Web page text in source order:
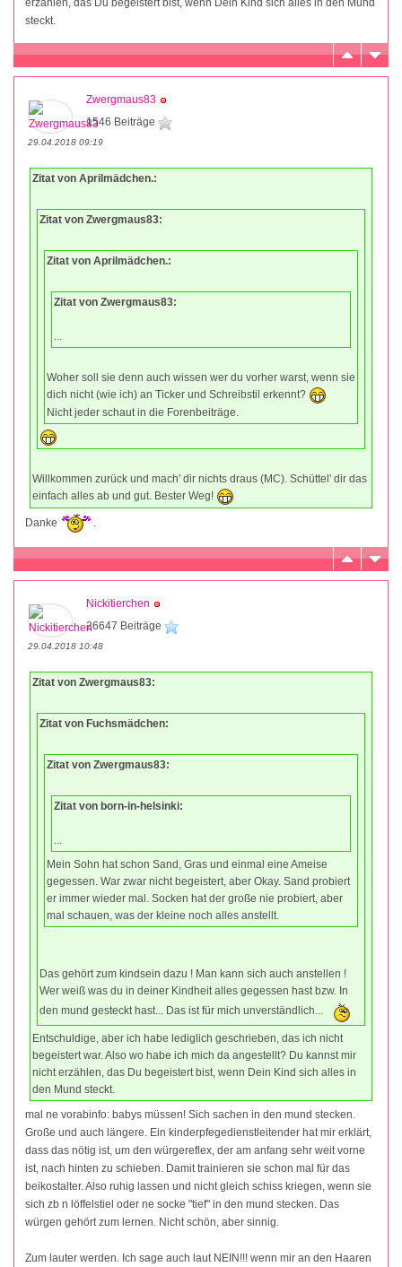
erzählen, das Du begeistert bist, wenn Dein Kind sich alles in den Mund
steckt.
Zwergmaus83
1546 Beiträge
29.04.2018 09:19
Zitat von Aprilmädchen.:
Zitat von Zwergmaus83:
Zitat von Aprilmädchen.:
Zitat von Zwergmaus83:
...
Woher soll sie denn auch wissen wer du vorher warst, wenn sie
dich nicht (wie ich) an Ticker und Schreibstil erkennt?
Nicht jeder schaut in die Forenbeiträge.
Willkommen zurück und mach' dir nichts draus (MC). Schüttel' dir das
einfach alles ab und gut. Bester Weg!
Danke
Nickitierchen
26647 Beiträge
29.04.2018 10:48
Zitat von Zwergmaus83:
Zitat von Fuchsmädchen:
Zitat von Zwergmaus83:
Zitat von born-in-helsinki:
...
Mein Sohn hat schon Sand, Gras und einmal eine Ameise
gegessen. War zwar nicht begeistert, aber Okay. Sand probiert
er immer wieder mal. Socken hat der große nie probiert, aber
mal schauen, was der kleine noch alles anstellt.
Das gehört zum kindsein dazu ! Man kann sich auch anstellen !
Wer weiß was du in deiner Kindheit alles gegessen hast bzw. In
den mund gesteckt hast... Das ist für mich unverständlich...
Entschuldige, aber ich habe lediglich geschrieben, das ich nicht
begeistert war. Also wo habe ich mich da angestellt? Du kannst mir
nicht erzählen, das Du begeistert bist, wenn Dein Kind sich alles in
den Mund steckt.
mal ne vorabinfo: babys müssen! Sich sachen in den mund stecken.
Große und auch längere. Ein kinderpfegedienstleitender hat mir erklärt,
dass das nötig ist, um den würgereflex, der am anfang sehr weit vorne
ist, nach hinten zu schieben. Damit trainieren sie schon mal für das
beikostalter. Also ruhig lassen und nicht gleich schiss kriegen, wenn sie
sich zb n löffelstiel oder ne socke "tief" in den mund stecken. Das
würgen gehört zum lernen. Nicht schön, aber sinnig.
Zum lauter werden. Ich sage auch laut NEIN!!! wenn mir an den Haaren